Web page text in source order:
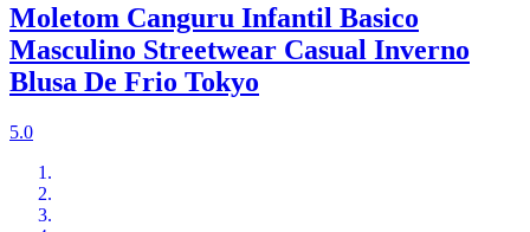
Moletom Canguru Infantil Basico
Masculino Streetwear Casual Inverno
Blusa De Frio Tokyo
5.0